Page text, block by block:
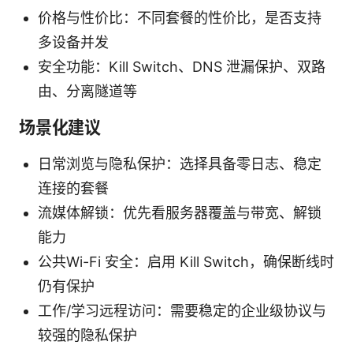
价格与性价比：不同套餐的性价比，是否支持
多设备并发
安全功能：Kill Switch、DNS 泄漏保护、双路
由、分离隧道等
场景化建议
日常浏览与隐私保护：选择具备零日志、稳定
连接的套餐
流媒体解锁：优先看服务器覆盖与带宽、解锁
能力
公共Wi-Fi 安全：启用 Kill Switch，确保断线时
仍有保护
工作/学习远程访问：需要稳定的企业级协议与
较强的隐私保护